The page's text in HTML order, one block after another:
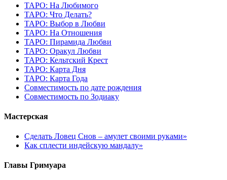
ТАРО: На Любимого
ТАРО: Что Делать?
ТАРО: Выбор в Любви
ТАРО: На Отношения
ТАРО: Пирамида Любви
ТАРО: Оракул Любви
ТАРО: Кельтский Крест
ТАРО: Карта Дня
ТАРО: Карта Года
Cовместимость по дате рождения
Cовместимость по Зодиаку
Мастерская
Сделать Ловец Снов – амулет своими руками»
Как сплести индейскую мандалу»
Главы Гримуара